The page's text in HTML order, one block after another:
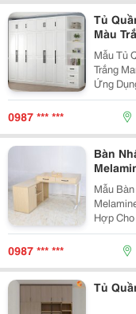
Tủ
Màu
Mẫu Tủ
Trắng
Ứng
Cánh
Tổng
0987 *** ***
Bàn
Mẫu
Hợp
Khu Vực
Cảm
Không...
0987 *** ***
Tủ